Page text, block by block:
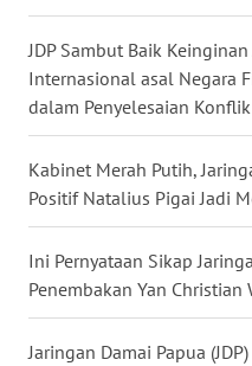
JDP Sambut Baik
Internasional asal Negara
dalam Penyelesaian
Kabinet Merah Putih,
Positif Natalius Pigai Jadi
Ini Pernyataan Sikap
Penembakan Yan
Jaringan Damai Papua
GORONTALO
SULUT
MALUKU
MALUT